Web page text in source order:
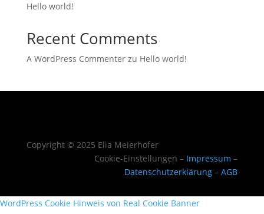
Hello world!
Recent Comments
A WordPress Commenterzu Hello world!
Copyright © 2025 Elia Meierhofer
Cookie-Einstellungen – Impressum –
Datenschutzerklärung–AGB
WordPress Cookie Hinweis von Real Cookie Banner